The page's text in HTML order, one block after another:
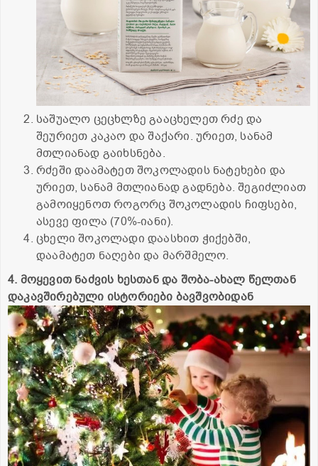
საშუალო ცეცხლზე გააცხელეთ რძე და
შეურიეთ კაკაო და შაქარი. ურიეთ, სანამ
მთლიანად გაიხსნება.
რძეში დაამატეთ შოკოლადის ნატეხები და
ურიეთ, სანამ მთლიანად გადნება. შეგიძლიათ
გამოიყენოთ როგორც შოკოლადის ჩიფსები,
ასევე ფილა (70%-იანი).
ცხელი შოკოლადი დაასხით ჭიქებში,
დაამატეთ ნაღები და მარშმელო.
4. მოყევით ნაძვის ხესთან და შობა-ახალ წელთან
დაკავშირებული ისტორიები ბავშვობიდან